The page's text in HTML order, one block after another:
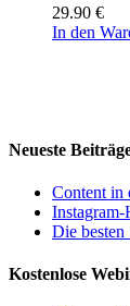
29.90 €
In den
Neueste
Content in
Die
Kostenlose